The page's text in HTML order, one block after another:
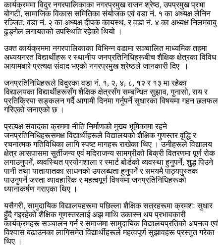
कार्यक्रममा विदुर नगरपालिकाका नगरप्रमुख राजन श्रेष्ठ, उपप्रमुख प्रभा
बोगटी, सामाजिक विकास समितिका संयोजक एवं वडा नं. १ का अध्यक्ष लेनिन
रञ्जित, वडा नं. २ का अध्यक्ष दीपक कायस्थ, र वडा नं. ४ का अध्यक्ष निलमबाबु
ढुङ्गेल लगायतको उपस्थिति रहेको थियो ।
उक्त कार्यक्रममा नगरपालिकाका विभिन्न वडामा सञ्चालित माध्यमिक तहमा
अध्ययनरत विद्यार्थीहरू र स्थानीय जनप्रतिनिधिहरूबीच शैक्षिक क्षेत्रका विविध
आयामबारे प्रत्यक्ष संवाद भएको नगरप्रमुख श्रेष्ठले जानकारी दिए ।
जनप्रतिनिधिहरूले विदुरका वडा नं. १, २, ४, ८, १२ र १३ मा रहेका
विद्यालयका विद्यार्थीहरूसँग शैक्षिक क्षेत्रसँग सम्बन्धित सुझाव, गुनासो, राय र
प्रतिक्रिया सङ्कलन गर्दै आगामी दिनमा गर्नुपर्ने सुधारका विषयमा गहन छलफल
गरिएको जनाएको छ ।
प्रत्यक्ष संवादका क्रममा नीति निर्माणको मुख्य भूमिकामा रहने
जनप्रतिनिधिहरूसमक्ष विद्यार्थीहरूले विद्यालयको शैक्षिक गुणस्तर वृद्धि र
रचनात्मक गतिविधिका लागि स्पष्ट मागहरू राखेका थिए । उनीहरूले विद्यालय
क्षेत्र आसपासमा सुर्तीजन्य एवं मदिराजन्य सामग्रीको बिक्री वितरणमा पूर्ण रोक
लगाउनुपर्ने, व्यवस्थित प्रयोगशाला र स्मार्ट बोर्डको व्यवस्था हुनुपर्ने, शुद्ध पिउने
पानी तथा यातायातका साधनको उपलब्धता हुनुपर्ने र समयमै पाठ्यपुस्तक
पाउनुपर्ने जस्ता व्यावहारिक र महत्वपूर्ण विषयमा जनप्रतिनिधिहरूको
ध्यानाकर्षण गराएका थिए ।
यसैगरी, सामुदायिक विद्यालयहरूमा पछिल्ला शैक्षिक सत्रहरूमा क्रमशः सुधार
हुँदै गइरहेको शैक्षिक गुणस्तरलाई अझ माथि उकास्न थप प्रभावकारी
कार्यक्रमहरू सञ्चालन गर्न र समाजमा सामुदायिक विद्यालयप्रतिको अपनत्व एवं
विश्वास बढाउनका लागिसमेत विद्यार्थीहरूले महत्वपूर्ण सुझावहरू प्रस्तुत गरेका
थिए ।